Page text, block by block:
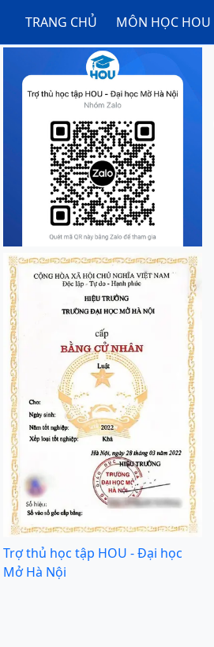
TRANG CHỦ MÔN HỌC HOU
Trợ thủ học tập HOU - Đại học
Mở Hà Nội